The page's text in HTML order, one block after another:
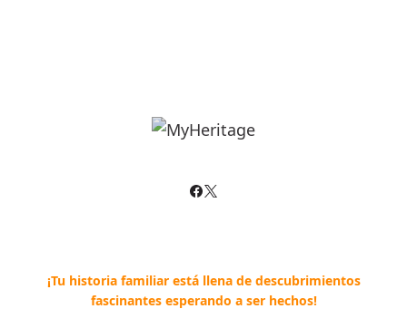
¡Tu historia familiar está llena de descubrimientos
fascinantes esperando a ser hechos!